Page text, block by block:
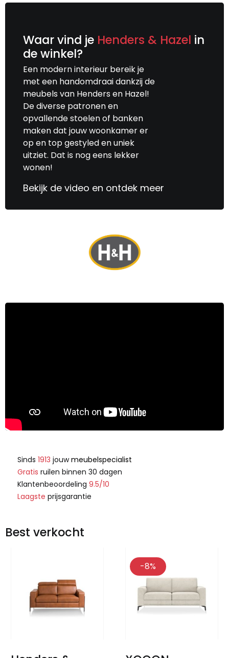
Waar vind je Henders & Hazel in
de winkel?
Een modern interieur bereik je
met een handomdraai dankzij de
meubels van Henders en Hazel!
De diverse patronen en
opvallende stoelen of banken
maken dat jouw woonkamer er
op en top gestyled en uniek
uitziet. Dat is nog eens lekker
wonen!
Bekijk de video en ontdek meer
Sinds 1913 jouwmeubelspecialist
Gratis ruilen binnen 30 dagen
Klantenbeoordeling 9.5/10
Laagste prijsgarantie
Best verkocht
-8%